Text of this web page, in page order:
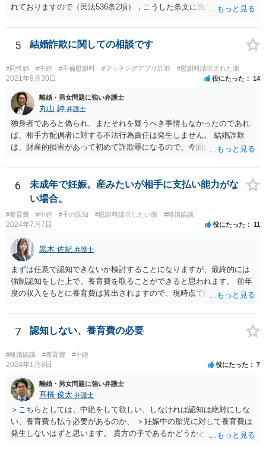
れておりますので（民法536条2項），こうした条文に当たるかが問題
現在の各宣言や要請は，強制力のあるものではなく，震災等で対象施
設が滅失してしまった場合と異なり，挙式等自体が物理的に不可能に
でキャンセルを申し出たとすれば，形式的には顧客側に帰責性があっ
たといえる可能性は考えられます。 一方で，実質的に考えた場合，集
会に供する施設等については，営業自粛を要請されているところ，結
婚式場等の施設についても，解釈によっては集会に供する施設の1つと
して，休止要請の対象と考える余地はあるかと思われます。 こうした
解釈を採った場合，強制力はないまでも，事実上挙式等の実施が困難
となる外部的要因があったとして，顧客の「責めに帰すべき事由」が
あるとまではいえず，結婚式場等からの請求が認められない可能性は
に全額の請求が不可能となっても，これまでに生じた費用や打合せ相
当分の報酬の範囲であれば，中途終了時の委任事務への報酬請求や不
ます（民法648条3項、703条等）。 【②について】 請求に応じてもら
とになります。 もっとも，上述したように，全額の請求は，必ずしも
確実に認められる事案ではないと思われるため，法的手続きまでは行
わず，協議によって適切な範囲での支払いに関する合意を目指す方が
良いかと思われます。 【③について】 事実か否かにかかわらず，相手
の社会的評価を損なうような投稿であれば，名誉毀損となり得ます。
は，発信者自身の情報の開示を受けた上で，発進した当人に対する損
害賠償請求等を行うことも可能です。
5 結婚詐欺に関しての相談です
#同性婚 #中絶 #不倫慰謝料 #マッチングアプリ詐欺 #慰謝料請求された側
2021年9月30日 役にたった 14
離婚・男女問題に強い弁護士
丸山 紳 弁護士
独身者であると偽られ、またそれを疑うべき事情もなかったのであれ
ば、相手方配偶者に対する不法行為責任は発生しません。 結婚詐欺
は、財産的損害があって初めて詐欺罪になるので、今回は該当しませ
であることを知っていれば交際しなかったといえる場合に、慰謝料請
求が可能です。 LINEなどで、結婚を当然の前提にした関係だったこと
を立証できる場合は、請求は可能と考えます。
6
未成年で妊娠。産みたいが相手に支払い能力がな
い場合。
#養育費 #中絶 #子の認知 #慰謝料請求したい側 #離婚協議
2024年7月7日 役にたった 11
黒木 佐紀 弁護士
まずは任意で認知できないか検討することになりますが、最終的には
強制認知をした上で、養育費を取ることができると思われます。 前年
度の収入をもとに養育費は算出されますので、現時点では少額しか取
育費の増額調停を起こすこともできます。 仮に中絶する場合でも、相
手方が妊娠について話し合いをしっかりしてくれない場合には、慰謝
関わりが不可欠となると思われますので、一度話し合った上で、法律
事務所へ早めのご相談をされたほうがよろしいかと思います。
7 認知しない、養育費の必要
#離婚協議 #養育費 #中絶
2024年1月8日 役にたった 7
離婚・男女問題に強い弁護士
髙橋 俊太 弁護士
＞こちらとしては、中絶をして欲しい、しなければ認知は絶対にしな
い、養育費も払う必要があるのか、 ＞妊娠中の胎児に対して養育費は
発生しないはずと思います。 貴方の子であるかどうかという問題は残
すが、仮に貴方の子であれば、認知はせざるを得ず、養育費の支払義